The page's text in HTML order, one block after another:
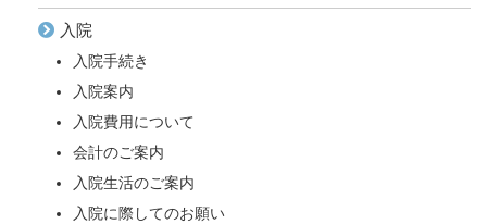
入院
入院手続き
入院案内
入院費用について
会計のご案内
入院生活のご案内
入院に際してのお願い